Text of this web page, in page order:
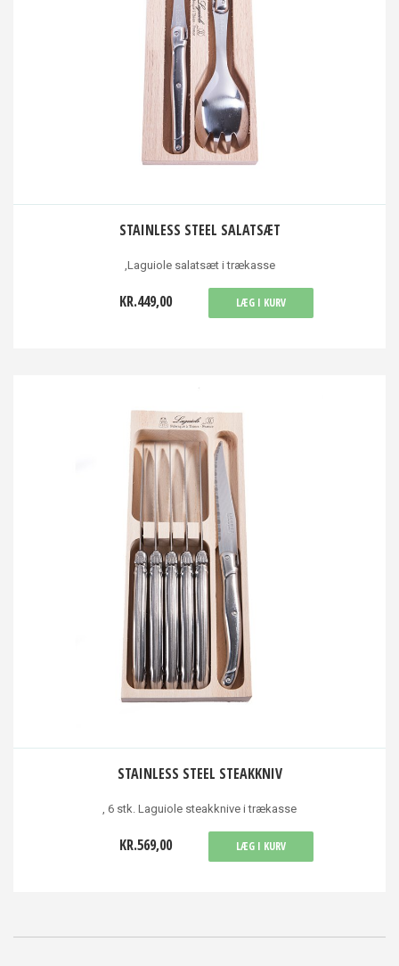
STAINLESS STEEL SALATSÆT
,Laguiole salatsæt i trækasse
KR.449,00 LÆG I KURV
STAINLESS STEEL STEAKKNIV
, 6 stk. Laguiole steakknive i trækasse
KR.569,00 LÆG I KURV